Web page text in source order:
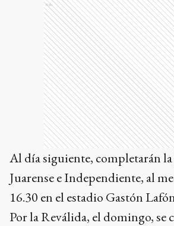
Ads
Al día siguiente, completarán
Juarense e Independiente, al
16.30 en el estadio Gastón
Por la Reválida, el domingo, se